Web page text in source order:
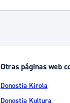
Otras páginas web
Donostia Kirola
Donostia Kultura